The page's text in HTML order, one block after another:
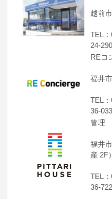
越前
TEL
24-
REコ
福井
TEL
36-
管理
福井
産 2F）
TEL
36-